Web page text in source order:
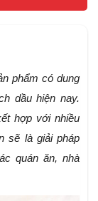
phẩm có dung
dầu hiện nay.
hợp với nhiều
sẽ là giải pháp
quán ăn, nhà